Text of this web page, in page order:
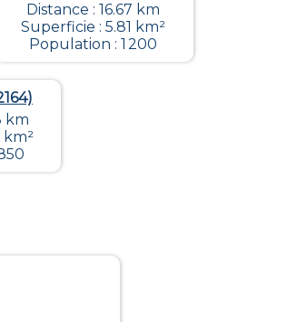
Distance : 16.67 km
Superficie : 5.81 km²
Population : 1 200
km
km²